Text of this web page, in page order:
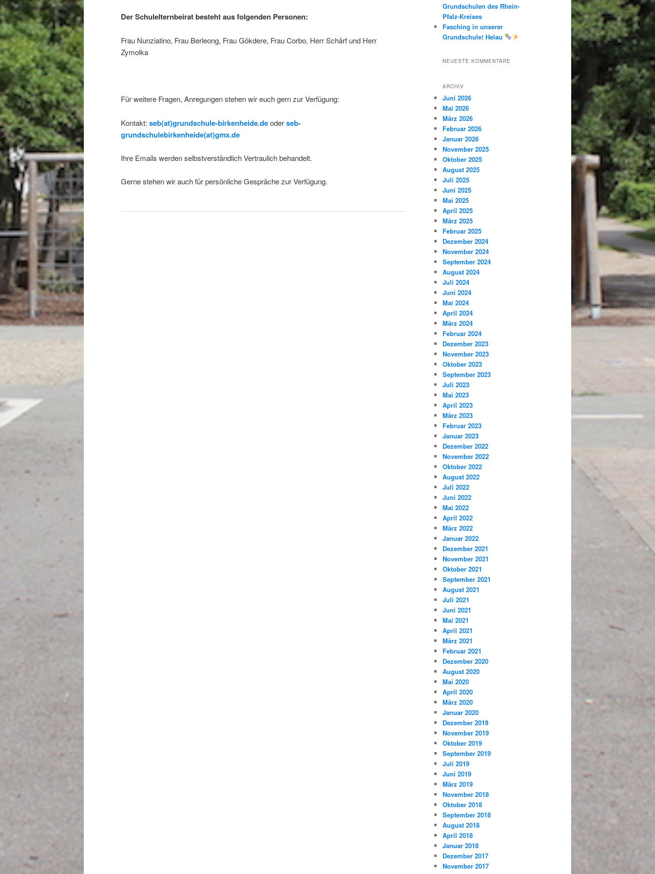
Der Schulelternbeirat besteht aus folgenden Personen:
Frau Nunziatino, Frau Berleong, Frau Gökdere, Frau Corbo, Herr Schärf und Herr
Zymolka
Für weitere Fragen, Anregungen stehen wir euch gern zur Verfügung:
Kontakt: seb(at)grundschule-birkenheide.deoderseb-
grundschulebirkenheide(at)gmx.de
Ihre Emails werden selbstverständlich Vertraulich behandelt.
Gerne stehen wir auch für persönliche Gespräche zur Verfügung.
Grundschulen des Rhein-
Pfalz-Kreises
Fasching in unserer
Grundschule! Helau
NEUESTE KOMMENTARE
ARCHIV
Juni 2026
Mai 2026
März 2026
Februar 2026
Januar 2026
November 2025
Oktober 2025
August 2025
Juli 2025
Juni 2025
Mai 2025
April 2025
März 2025
Februar 2025
Dezember 2024
November 2024
September 2024
August 2024
Juli 2024
Juni 2024
Mai 2024
April 2024
März 2024
Februar 2024
Dezember 2023
November 2023
Oktober 2023
September 2023
Juli 2023
Mai 2023
April 2023
März 2023
Februar 2023
Januar 2023
Dezember 2022
November 2022
Oktober 2022
August 2022
Juli 2022
Juni 2022
Mai 2022
April 2022
März 2022
Januar 2022
Dezember 2021
November 2021
Oktober 2021
September 2021
August 2021
Juli 2021
Juni 2021
Mai 2021
April 2021
März 2021
Februar 2021
Dezember 2020
August 2020
Mai 2020
April 2020
März 2020
Januar 2020
Dezember 2019
November 2019
Oktober 2019
September 2019
Juli 2019
Juni 2019
März 2019
November 2018
Oktober 2018
September 2018
August 2018
April 2018
Januar 2018
Dezember 2017
November 2017